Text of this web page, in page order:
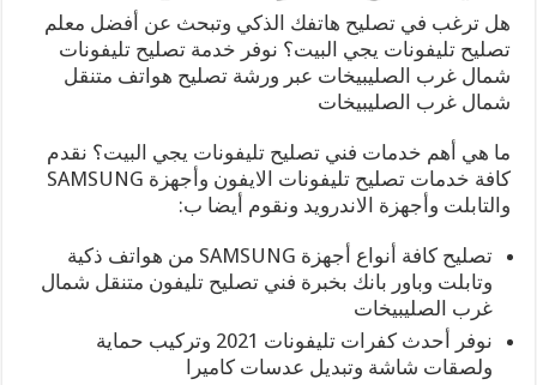
هل ترغب في تصليح هاتفك الذكي وتبحث عن أفضل معلم
تصليح تليفونات يجي البيت؟ نوفر خدمة تصليح تليفونات
شمال غرب الصليبيخات عبر ورشة تصليح هواتف متنقل
شمال غرب الصليبيخات
ما هي أهم خدمات فني تصليح تليفونات يجي البيت؟ نقدم
كافة خدمات تصليح تليفونات الايفون وأجهزة SAMSUNG
والتابلت وأجهزة الاندرويد ونقوم أيضا ب:
تصليح كافة أنواع أجهزة SAMSUNG من هواتف ذكية
وتابلت وباور بانك بخبرة فني تصليح تليفون متنقل شمال
غرب الصليبيخات
نوفر أحدث كفرات تليفونات 2021 وتركيب حماية
ولصقات شاشة وتبديل عدسات كاميرا